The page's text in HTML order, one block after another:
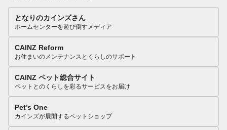
となりのカインズさん
ホームセンターを遊び倒すメディア
CAINZ Reform
お住まいのメンテナンスとくらしのサポート
CAINZ ペット総合サイト
ペットとのくらしを彩るサービスをお届け
Pet’s One
カインズが展開するペットショップ